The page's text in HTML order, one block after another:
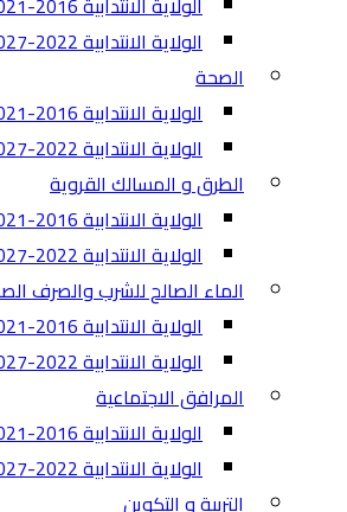
الولاية الانتدابية 2022-2027
الصحة
الولاية الانتدابية 2016-2021
الولاية الانتدابية 2022-2027
الطرق و المسالك القروية
الولاية الانتدابية 2016-2021
الولاية الانتدابية 2022-2027
الماء الصالح للشرب والصرف
الولاية الانتدابية 2016-2021
الولاية الانتدابية 2022-2027
المرافق الاجتماعية
الولاية الانتدابية 2016-2021
الولاية الانتدابية 2022-2027
التربية و التكوين